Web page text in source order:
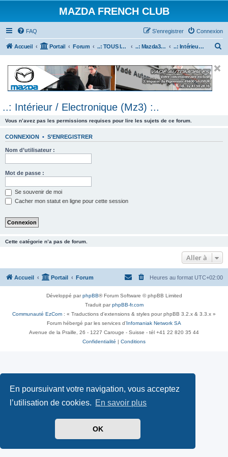
En poursuivant votre navigation, vous acceptez
l’utilisation de cookies. En savoir plus
OK
MAZDA FRENCH CLUB
FAQ Connexion
S’enregistrer
Accueil Portail Forum ..: TOUS les Véhicules MAZDA :.. ..: Mazda3 :.. ..: Intérieur / Electronique (Mz3) :..
e
..: Intérieur / Electronique (Mz3) :..
Vous n’avez pas les permissions requises pour lire les sujets de ce forum.
CONNEXION • S’ENREGISTRER
Nom d’utilisateur :
Mot de passe :
Se souvenir de moi
Cacher mon statut en ligne pour cette session
Cette catégorie n’a pas de forum.
Aller à
Accueil Portail Forum Heures au format UTC+02:00
Développé parphpBB® Forum Software © phpBB Limited
Traduit parphpBB-fr.com
Communauté EzCom : « Traductions d'extensions & styles pour phpBB 3.2.x & 3.3.x »
Forum hébergé par les services d’ Infomaniak Network SA
Avenue de la Praille, 26 - 1227 Carouge - Suisse - tél +41 22 820 35 44
Confidentialité
Conditions